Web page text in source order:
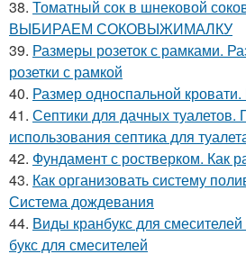
38. Томатный сок в шнековой
ВЫБИРАЕМ СОКОВЫЖИМАЛКУ
39. Размеры розеток с рамками.
розетки с рамкой
40. Размер односпальной
41. Септики для дачных
использования септика для
42. Фундамент с ростверком. Как
43. Как организовать систему
Система дождевания
44. Виды кранбукс для
букс для смесителей